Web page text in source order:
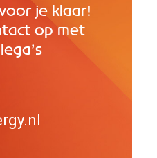
je klaar!
op met